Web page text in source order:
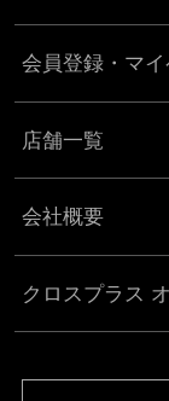
会員登録・マ
店舗一覧
会社概要
クロスプラス